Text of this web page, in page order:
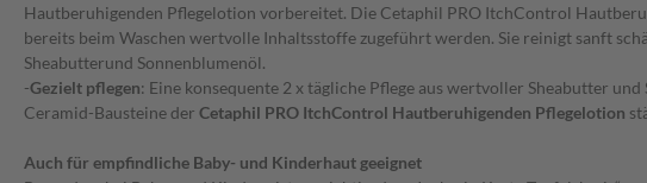
Hautberuhigenden Pflegelotion vorbereitet. Die Cetaphil PRO ItchControl
bereits beim Waschen wertvolle Inhaltsstoffe zugeführt werden. Sie reinigt sanft
Sheabutterund Sonnenblumenöl.
-Gezielt pflegen: Eine konsequente 2 x tägliche Pflege aus wertvoller Sheabutter
Ceramid-Bausteine der Cetaphil PRO ItchControl Hautberuhigenden Pflegelotion
Auch für empfindliche Baby- und Kinderhaut geeignet